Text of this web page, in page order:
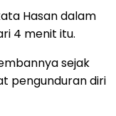
Hasan dalam
4 menit itu.
sejak
pengunduran diri